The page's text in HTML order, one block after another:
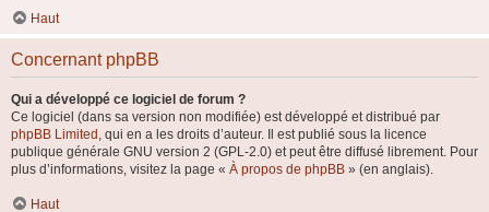
Haut
Concernant phpBB
Qui a développé ce logiciel de forum ?
Ce logiciel (dans sa version non modifiée) est développé et distribué par
phpBB Limited , qui en a les droits d’auteur. Il est publié sous la licence
publique générale GNU version 2 (GPL-2.0) et peut être diffusé librement. Pour
plus d’informations, visitez la page « À propos de phpBB » (en anglais).
Haut